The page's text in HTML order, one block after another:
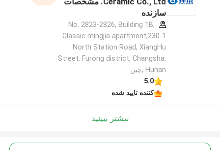
سازنده
No. 2823-2826, Building 1B,
Classic mingjia apartment,230-1
North Station Road, XiangHu
Street, Furong district, Changsha,
Hunan ,چین
5.0
کننده تایید شده
بیشتر ببینید